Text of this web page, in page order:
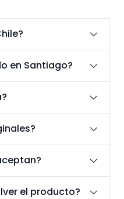
en Santiago?
el producto?